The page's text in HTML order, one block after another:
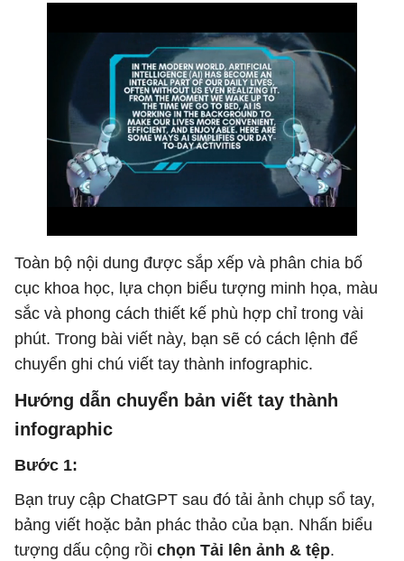
Toàn bộ nội dung được sắp xếp và phân chia bố
cục khoa học, lựa chọn biểu tượng minh họa, màu
sắc và phong cách thiết kế phù hợp chỉ trong vài
phút. Trong bài viết này, bạn sẽ có cách lệnh để
chuyển ghi chú viết tay thành infographic.
Hướng dẫn chuyển bản viết tay thành
infographic
Bước 1:
Bạn truy cập ChatGPT sau đó tải ảnh chụp sổ tay,
bảng viết hoặc bản phác thảo của bạn. Nhấn biểu
tượng dấu cộng rồi chọn Tải lên ảnh & tệp.